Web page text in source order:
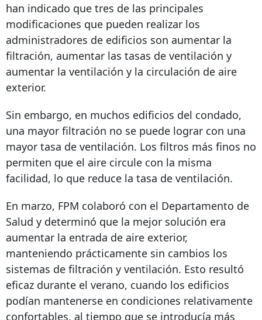
han indicado que tres de las principales
modificaciones que pueden realizar los
administradores de edificios son aumentar la
filtración, aumentar las tasas de ventilación y
aumentar la ventilación y la circulación de aire
exterior.
Sin embargo, en muchos edificios del condado,
una mayor filtración no se puede lograr con una
mayor tasa de ventilación. Los filtros más finos no
permiten que el aire circule con la misma
facilidad, lo que reduce la tasa de ventilación.
En marzo, FPM colaboró ​​con el Departamento de
Salud y determinó que la mejor solución era
aumentar la entrada de aire exterior,
manteniendo prácticamente sin cambios los
sistemas de filtración y ventilación. Esto resultó
eficaz durante el verano, cuando los edificios
podían mantenerse en condiciones relativamente
confortables, al tiempo que se introducía más